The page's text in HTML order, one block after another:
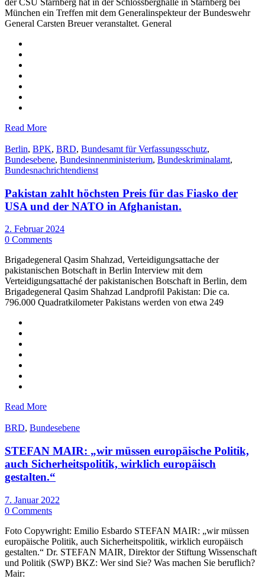
München ein Treffen mit dem Generalinspekteur der Bundeswehr
General Carsten Breuer veranstaltet. General
Read More
Berlin, BPK, BRD, Bundesamt für Verfassungsschutz,
Bundesebene, Bundesinnenministerium, Bundeskriminalamt,
Bundesnachrichtendienst
Pakistan zahlt höchsten Preis für das Fiasko der
USA und der NATO in Afghanistan.
2. Februar 2024
0 Comments
Brigadegeneral Qasim Shahzad, Verteidigungsattache der
pakistanischen Botschaft in Berlin Interview mit dem
Verteidigungsattaché der pakistanischen Botschaft in Berlin, dem
Brigadegeneral Qasim Shahzad Landprofil Pakistan: Die ca.
796.000 Quadratkilometer Pakistans werden von etwa 249
Read More
BRD, Bundesebene
STEFAN MAIR: „wir müssen europäische Politik,
auch Sicherheitspolitik, wirklich europäisch
gestalten.“
7. Januar 2022
0 Comments
Foto Copywright: Emilio Esbardo STEFAN MAIR: „wir müssen
europäische Politik, auch Sicherheitspolitik, wirklich europäisch
gestalten.“ Dr. STEFAN MAIR, Direktor der Stiftung Wissenschaft
und Politik (SWP) BKZ: Wer sind Sie? Was machen Sie beruflich?
Mair: